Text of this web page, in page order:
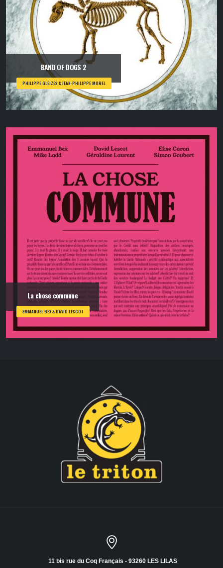
BAND OF DOGS 2
PHILIPPE GLEIZES & JEAN-PHILIPPE MOREL
La chose commune
EMMANUEL BEX & DAVID LESCOT
11 bis rue du Coq Français - 93260 LES LILAS